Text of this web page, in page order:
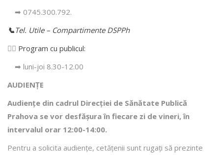
➡ 0745.300.792.
📞Tel. Utile – Compartimente DSPPh
👩‍⚕️ Program cu publicul:
➡ luni-joi 8.30-12.00
AUDIENȚE
Audiențe din cadrul Direcţiei de Sănătate Publică
Prahova se vor desfăşura în fiecare zi de vineri, în
intervalul orar 12:00-14:00.
Pentru a solicita audienţe, cetăţenii sunt rugaţi să prezinte